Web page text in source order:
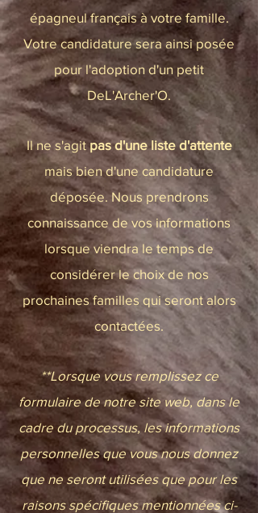
épagneul français à votre famille.
Votre candidature sera ainsi posée
pour l'adoption d'un petit
DeL'Archer'O.
Il ne s'agit pas d'une liste d'attente
mais bien d'une candidature
déposée. Nous prendrons
connaissance de vos informations
lorsque viendra le temps de
considérer le choix de nos
prochaines familles qui seront alors
contactées.
**Lorsque vous remplissez ce
formulaire de notre site web, dans le
cadre du processus, les informations
personnelles que vous nous donnez
que ne seront utilisées que pour les
raisons spécifiques mentionnées ci-